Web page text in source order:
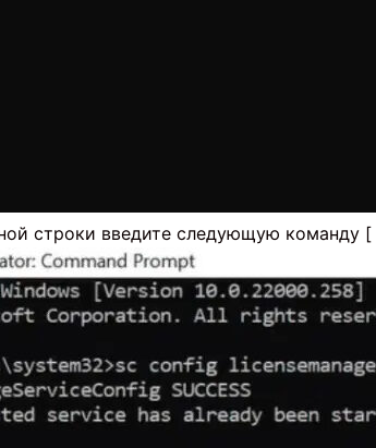
строки введите следующую команду [